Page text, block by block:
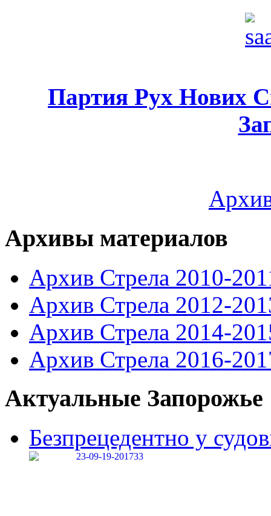
Партия Рух Нових
Архивы материалов
Архив Стрела 2010-
Архив Стрела 2012-
Архив Стрела 2014-
Архив Стрела 2016-
Актуальные Запорожье
Безпрецедентно у